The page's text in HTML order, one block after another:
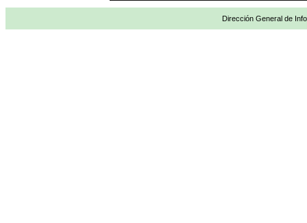
Dirección General de